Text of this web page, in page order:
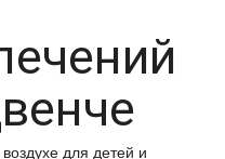
для детей и